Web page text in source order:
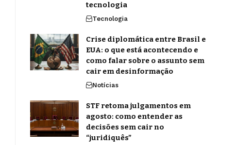
tecnologia
Tecnologia
Crise diplomática entre Brasil e
EUA: o que está acontecendo e
como falar sobre o assunto sem
cair em desinformação
Notícias
STF retoma julgamentos em
agosto: como entender as
decisões sem cair no
“juridiquês”